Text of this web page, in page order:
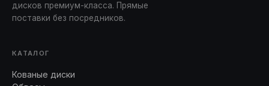
дисков премиум-класса. Прямые
поставки без посредников.
КАТАЛОГ
Кованые диски